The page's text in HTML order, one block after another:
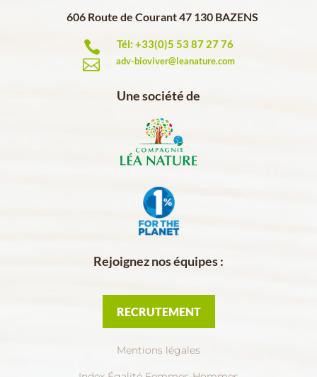
606 Route de Courant 47 130 BAZENS
 Tél: +33(0)5 53 87 27 76
 adv-bioviver@leanature.com
Une société de
Rejoignez nos équipes :
RECRUTEMENT
Mentions légales